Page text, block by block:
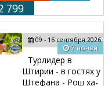
799
09 - 16 сентября 2026
7 ночей
Турлидер в
Штирии - в гостях у
Штефана - Рош ха-